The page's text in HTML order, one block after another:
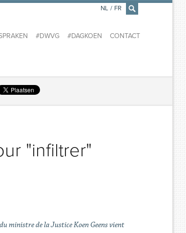
×
#DWVG #DAGKOEN CONTACT
NL / FR
"infiltrer"
ministre de la Justice Koen Geens vient